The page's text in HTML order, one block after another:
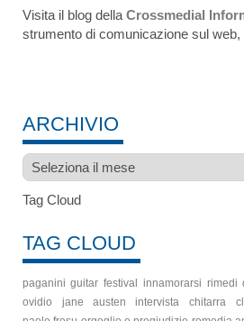
Visita il blog della Crossmedial
strumento di comunicazione sul web,
ARCHIVIO
Archivio
Tag Cloud
TAG CLOUD
paganini guitar festival innamorarsi rimedi
ovidio
jane austen intervista chitarra